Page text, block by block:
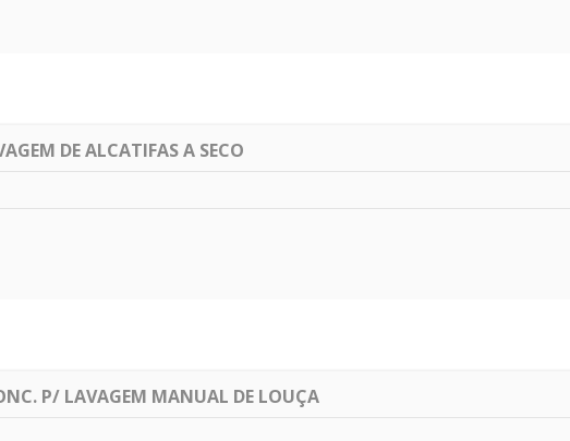
DE ALCATIFAS A SECO
P/ LAVAGEM MANUAL DE LOUÇA